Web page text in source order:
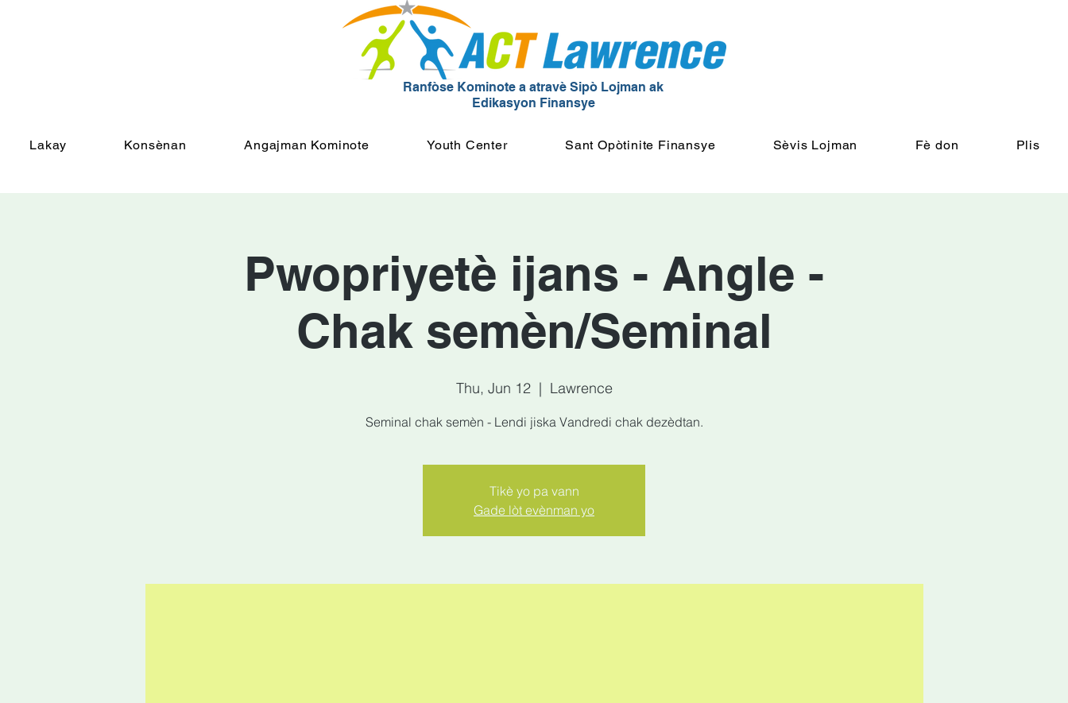
Ranfòse Kominote a atravè Sipò Lojman ak
Edikasyon Finansye
Lakay Konsènan Angajman Kominote Youth Center Sant Opòtinite Finansye Sèvis Lojman Fè don Plis
Pwopriyetè ijans - Angle -
Chak semèn/Seminal
Thu, Jun 12
  |
Lawrence
Seminal chak semèn - Lendi jiska Vandredi chak dezèdtan.
Tikè yo pa vann
Gade lòt evènman yo